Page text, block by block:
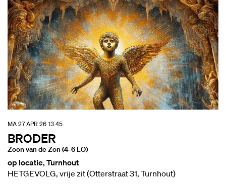
BRODER
Zoon van de Zon (4-6 LO)
MA 27 APR 2613.45
op locatie, Turnhout
HETGEVOLG, vrije zit (Otterstraat 31, Turnhout)